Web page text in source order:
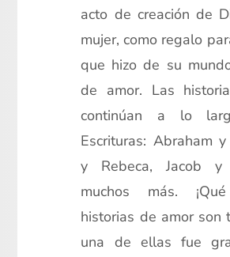
acto de creación de
mujer, como regalo
que hizo de su
de amor. Las
continúan a lo
Escrituras: Abraham
y Rebeca, Jacob
muchos más.
historias de amor son
una de ellas fue